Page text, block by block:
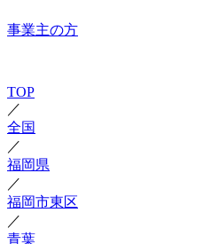
事業主の方
TOP
／
全国
／
福岡県
／
福岡市東区
／
青葉